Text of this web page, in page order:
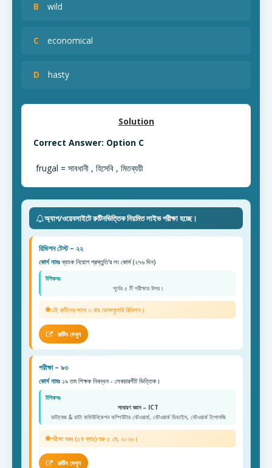
B wild
C economical
D hasty
Solution
Correct Answer: Option C
frugal = সাবধানী , হিসেবি , মিতব্যয়ী
অ্যাপ/ওয়েবসাইটে রুটিনভিত্তিক নিয়মিত লাইভ পরীক্ষা হচ্ছে।
রিভিশন টেস্ট – ২২
কোর্স নামঃব্যাংক নিয়োগ প্রস্তুতি'র লং কোর্স (২৭৬ দিন)
টপিকসঃ
পূর্বের ৫ টি পরীক্ষার উপর।
এই রুটিনের সাথে ৩ বার ভোকাবুলারি রিভিশন।
রুটিন দেখুন
পরীক্ষা – ৯৩
কোর্স নামঃ ১৯ তম শিক্ষক নিবন্ধন - লেকচারশীট ভিত্তিক।
টপিকসঃ
সাধারণ জ্ঞান – ICT
ডাটাবেজ & ডাটা কমিউনিকেশন কম্পিউটার নেটওয়ার্ক, নেটওয়ার্ক ডিভাইস, নেটওয়ার্ক টপোলজি
পরীক্ষা শুরুঃ (৫ম ব্যাচ) শুরু ৫ মে, ২০২৬।
রুটিন দেখুন